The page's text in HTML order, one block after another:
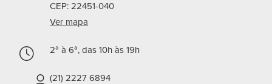
CEP: 22451-040
Ver mapa
2ª à 6ª, das 10h às 19h
(21) 2227 6894